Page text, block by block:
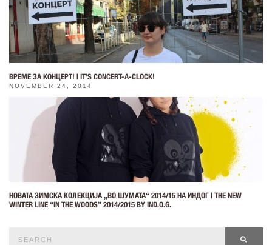
ВРЕМЕ ЗА КОНЦЕРТ! | IT’S CONCERT-A-CLOCK!
NOVEMBER 24, 2014
НОВАТА ЗИМСКА КОЛЕКЦИЈА „ВО ШУМАТА“ 2014/15 НА ИНДОГ | THE NEW
WINTER LINE “IN THE WOODS” 2014/2015 BY IND.O.G.